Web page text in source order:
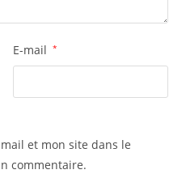
E-mail *
et mon site dans le
commentaire.